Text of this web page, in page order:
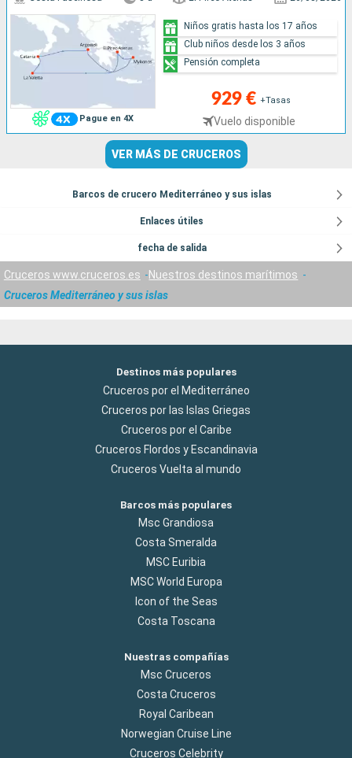
Pague en 4X
929 € +Tasas
Vuelo disponible
Niños gratis hasta los 17 años
Club niños desde los 3 años
Pensión completa
VER MÁS DE CRUCEROS
Barcos de crucero Mediterráneo y sus islas
Enlaces útiles
fecha de salida
Cruceros www.cruceros.es
Nuestros destinos marítimos
Cruceros Mediterráneo y sus islas
Destinos más populares
Cruceros por el Mediterráneo
Cruceros por las Islas Griegas
Cruceros por el Caribe
Cruceros Flordos y Escandinavia
Cruceros Vuelta al mundo
Barcos más populares
Msc Grandiosa
Costa Smeralda
MSC Euribia
MSC World Europa
Icon of the Seas
Costa Toscana
Nuestras compañías
Msc Cruceros
Costa Cruceros
Royal Caribean
Norwegian Cruise Line
Cruceros Celebrity